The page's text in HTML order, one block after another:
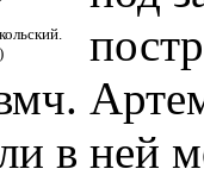
в ней